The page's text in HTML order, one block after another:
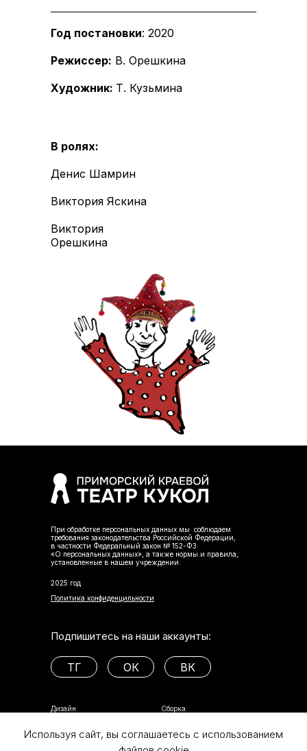
Используя сайт, вы соглашаетесь с использованием
Год постановки: 2020
Режиссер: В. Орешкина
Художник: Т. Кузьмина
В ролях:
Денис Шамрин
Виктория Яскина
Виктория
Орешкина
При обработке персональных данных мы соблюдаем
требования законодательства Российской Федерации,
в частности Федеральный закон № 152-ФЗ
«О персональных данных», а также нормы и правила,
установленные в нашем учреждении.
2025 год
ТГ ВК
ОК
Дизайн:
Политика конфиденцильности
Подпишитесь на наши аккаунты:
Сборка: